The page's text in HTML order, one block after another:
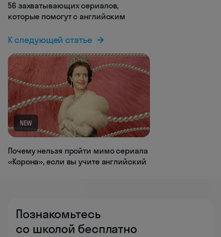
56 захватывающих сериалов,
которые помогут с английским
К следующей статье
NEW
Почему нельзя пройти мимо сериала
«Корона», если вы учите английский
Познакомьтесь
со школой бесплатно